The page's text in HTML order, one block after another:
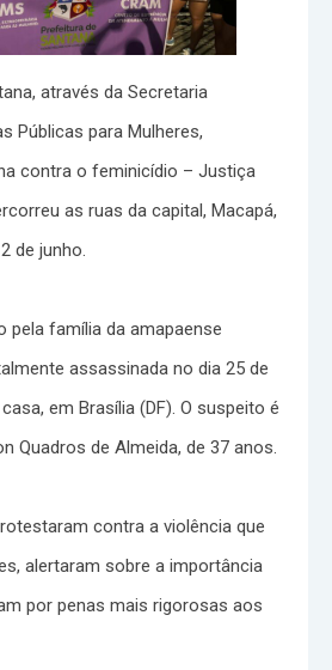
através da Secretaria
Públicas para Mulheres,
contra o feminicídio – Justiça
as ruas da capital, Macapá,
de junho.
pela família da amapaense
assassinada no dia 25 de
em Brasília (DF). O suspeito é
Quadros de Almeida, de 37 anos.
contra a violência que
alertaram sobre a importância
por penas mais rigorosas aos